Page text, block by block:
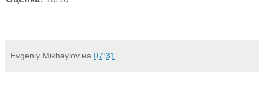
Evgeniy Mikhaylov на 07:31